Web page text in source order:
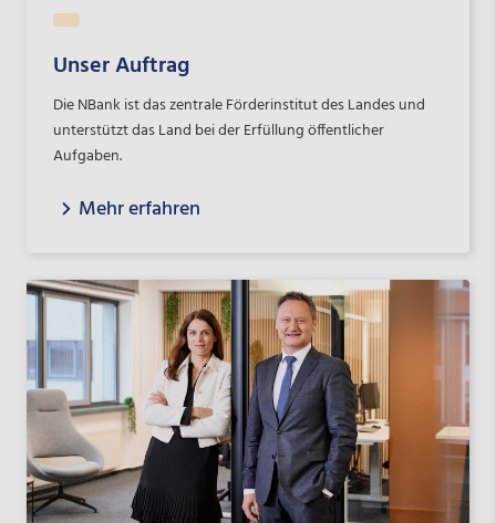
Unser Auftrag
Die NBank ist das zentrale Förderinstitut des Landes und
unterstützt das Land bei der Erfüllung öffentlicher
Aufgaben.
Mehr erfahren